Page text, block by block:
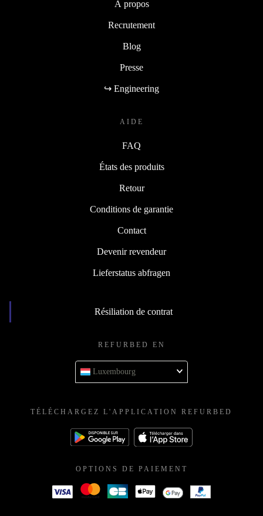
À propos
Recrutement
Blog
Presse
↪ Engineering
AIDE
FAQ
États des produits
Retour
Conditions de garantie
Contact
Devenir revendeur
Lieferstatus abfragen
Résiliation de contrat
REFURBED EN
Luxembourg
TÉLÉCHARGEZ L'APPLICATION REFURBED
OPTIONS DE PAIEMENT